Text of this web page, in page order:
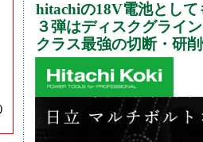
hitachiの18V電池とし
３弾はディスクグライ
クラス最強の切断・研